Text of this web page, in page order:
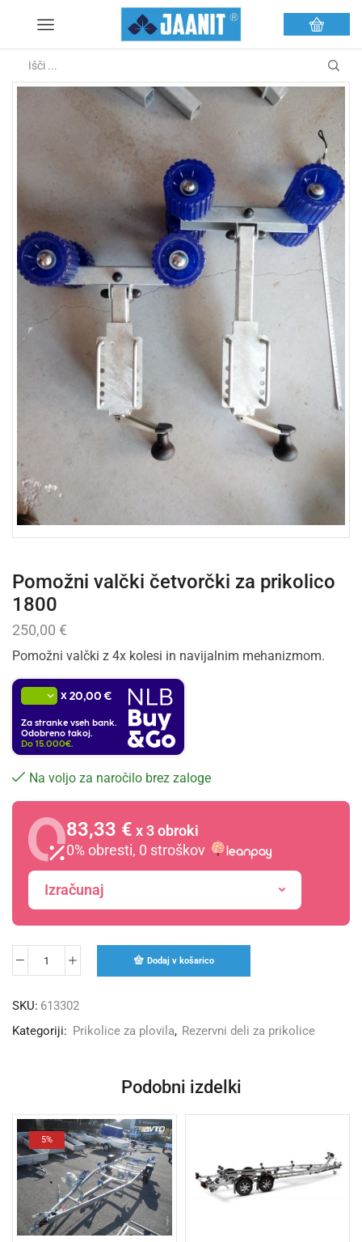
Pomožni valčki četvorčki za prikolico
1800
250,00 €
Pomožni valčki z 4x kolesi in navijalnim mehanizmom.
x20,00 €
Za stranke vseh bank.
Odobreno takoj.
Do 15.000€.
Na voljo za naročilo brez zaloge
83,33 € x 3 obroki
0% obresti, 0 stroškov
Izračunaj
Dodaj v košarico
SKU: 613302
Kategoriji: Prikolice za plovila, Rezervni deli za prikolice
Podobni izdelki
5%